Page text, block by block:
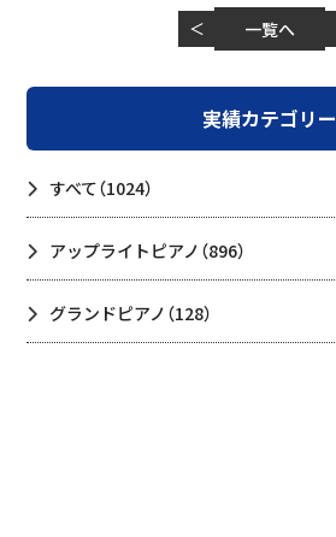
＜ 一覧へ
実績カテゴリー
すべて（1024）
アップライトピアノ （896）
グランドピアノ （128）